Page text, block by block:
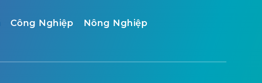
Công Nghiệp Nông Nghiệp